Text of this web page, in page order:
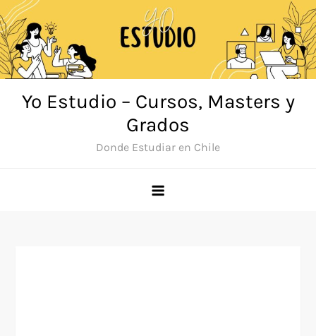
Saltar
al
contenido
Yo Estudio – Cursos, Masters y
Grados
Donde Estudiar en Chile